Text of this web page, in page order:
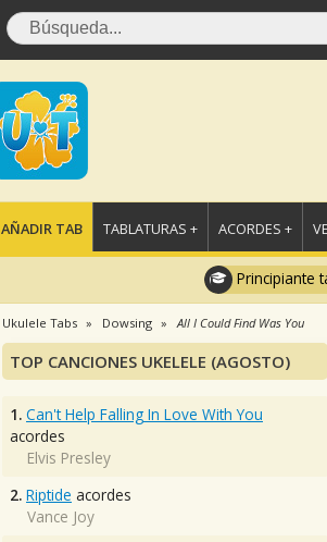
AÑADIR TAB TABLATURAS + ACORDES +
Principiante
Ukulele Tabs Dowsing All I Could Find Was You
TOP CANCIONES UKELELE (AGOSTO)
1. Can't Help Falling In Love With You
acordes
Elvis Presley
2. Riptide acordes
Vance Joy